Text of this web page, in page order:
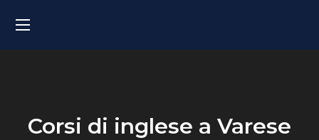
Corsi di inglese a Varese